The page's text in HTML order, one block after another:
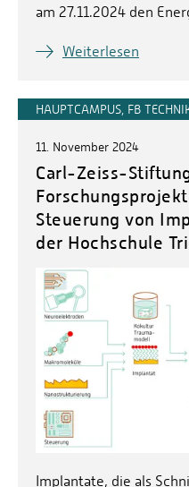
am 27.11.2024 den
Weiterlesen
HAUPTCAMPUS, FB
11. November 2024
Carl-Zeiss-
Steuerung von
der Hochschule
Implantate, die als